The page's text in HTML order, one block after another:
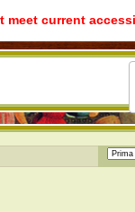
meet current